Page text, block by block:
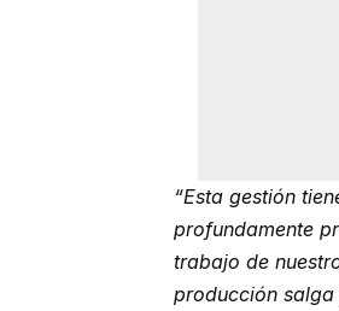
“Esta gestión
profundamente
trabajo de
producción